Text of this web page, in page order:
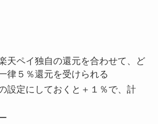
天ペイ独自の還元を合わせて、ど
律５％還元を受けられる
設定にしておくと＋１％で、計